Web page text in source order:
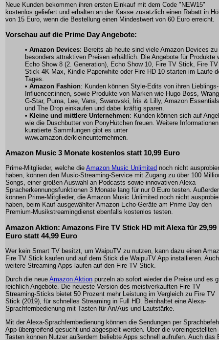
Neue Kunden bekommen ihren ersten Einkauf mit dem Code "NEW15"
kostenlos geliefert und erhalten an der Kasse zusätzlich einen Rabatt in
von 15 Euro, wenn die Bestellung einen Mindestwert von 60 Euro erreicht.
Vorschau auf die Prime Day Angebote:
• Amazon Devices: Bereits ab heute sind viele Amazon Devices zu
besonders attraktiven Preisen erhältlich. Die Angebote für Produkte
Echo Show 8 (2. Generation), Echo Show 10, Fire TV Stick, Fire TV
Stick 4K Max, Kindle Paperwhite oder Fire HD 10 starten im Laufe
Tages.
• Amazon Fashion: Kunden können Style-Edits von ihren Lieblings-
Influencer:innen, sowie Produkte von Marken wie Hugo Boss,
G-Star, Puma, Lee, Vans, Swarovski, Iris & Lilly, Amazon Essentials
und The Drop einkaufen und dabei kräftig sparen.
• Kleine und mittlere Unternehmen: Kunden können sich auf
wie die Duschbutter von PonyHütchen freuen. Weitere
kuratierte Sammlungen gibt es unter
www.amazon.de/kleineunternehmen.
Amazon Music 3 Monate kostenlos statt 10,99 Euro
Prime-Mitglieder, welche die Amazon Music Unlimited noch nicht
haben, können den Music-Streaming-Service mit Zugang zu über 100
Songs, einer großen Auswahl an Podcasts sowie innovativen Alexa
Spracherkennungsfunktionen 3 Monate lang für nur 0 Euro testen.
können Prime-Mitglieder, die Amazon Music Unlimited noch nicht
haben, beim Kauf ausgewählter Amazon Echo-Geräte am Prime Day den
Premium-Musikstreamingdienst ebenfalls kostenlos testen.
Amazon Aktion: Amazons Fire TV Stick HD mit Alexa für 29,99
Euro statt 44,99 Euro
Wer kein Smart TV besitzt, um WaipuTV zu nutzen, kann dazu einen
Fire TV Stick kaufen und auf dem Stick die WaipuTV App installieren. Auch
weitere Streaming Apps laufen auf den Fire-TV Stick.
Durch die neue Amazon Aktion purzeln ab sofort wieder die Preise und es
reichlich Angebote. Die neueste Version des meistverkauften Fire TV
Streaming-Sticks bietet 50 Prozent mehr Leistung im Vergleich zu Fire TV
Stick (2019), für schnelles Streaming in Full HD. Beinhaltet eine Alexa-
Sprachfernbedienung mit Tasten für An/Aus und Lautstärke.
Mit der Alexa-Sprachfernbedienung können die Sendungen per
App-übergreifend gesucht und abgespielt werden. Über die voreingestellten
Tasten können Nutzer außerdem beliebte Apps schnell aufrufen. Auch das